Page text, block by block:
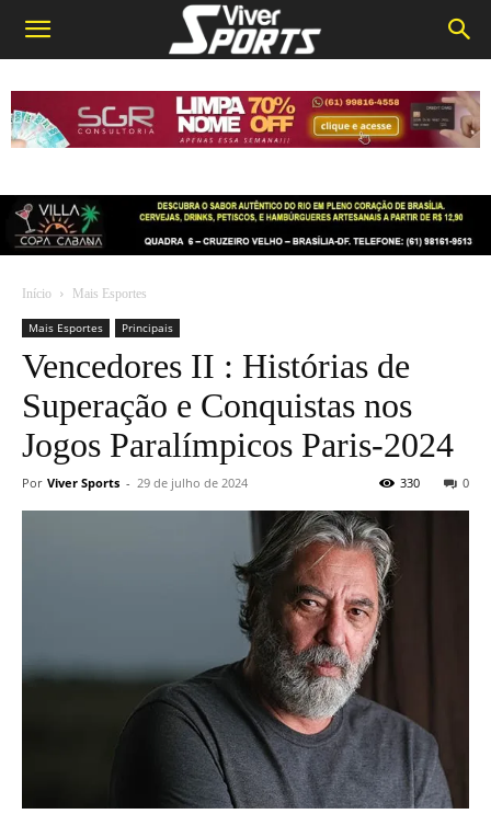
Início Mais Esportes
Mais Esportes Principais
Vencedores II : Histórias de
Superação e Conquistas nos
Jogos Paralímpicos Paris-2024
Por Viver Sports - 29 de julho de 2024 0
330